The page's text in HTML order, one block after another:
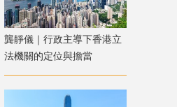
龔靜儀｜行政主導下香港立
法機關的定位與擔當